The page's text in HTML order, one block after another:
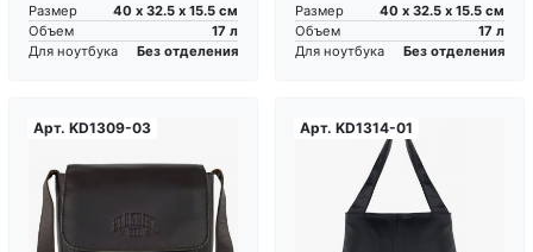
Размер
40 х 32.5 х 15.5 см
Объем
17 л
Для ноутбука
Без отделения
Размер
40 х 32.5 х 15.5 см
Объем
17 л
Для ноутбука
Без отделения
Арт. KD1309-03
Загрузка...
Арт. KD1314-01